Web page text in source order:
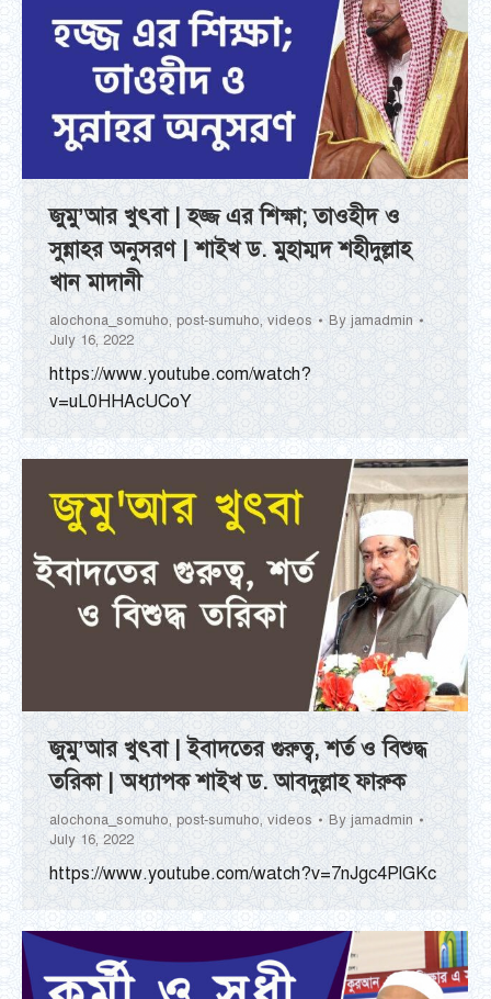
জুমু’আর খুৎবা | হজ্জ এর শিক্ষা; তাওহীদ ও
সুন্নাহর অনুসরণ | শাইখ ড. মুহাম্মদ শহীদুল্লাহ
খান মাদানী
alochona_somuho, post-sumuho, videos By jamadmin
July 16, 2022
https://www.youtube.com/watch?
v=uL0HHAcUCoY
জুমু’আর খুৎবা | ইবাদতের গুরুত্ব, শর্ত ও বিশুদ্ধ
তরিকা | অধ্যাপক শাইখ ড. আবদুল্লাহ ফারুক
alochona_somuho, post-sumuho, videos By jamadmin
July 16, 2022
https://www.youtube.com/watch?v=7nJgc4PlGKc